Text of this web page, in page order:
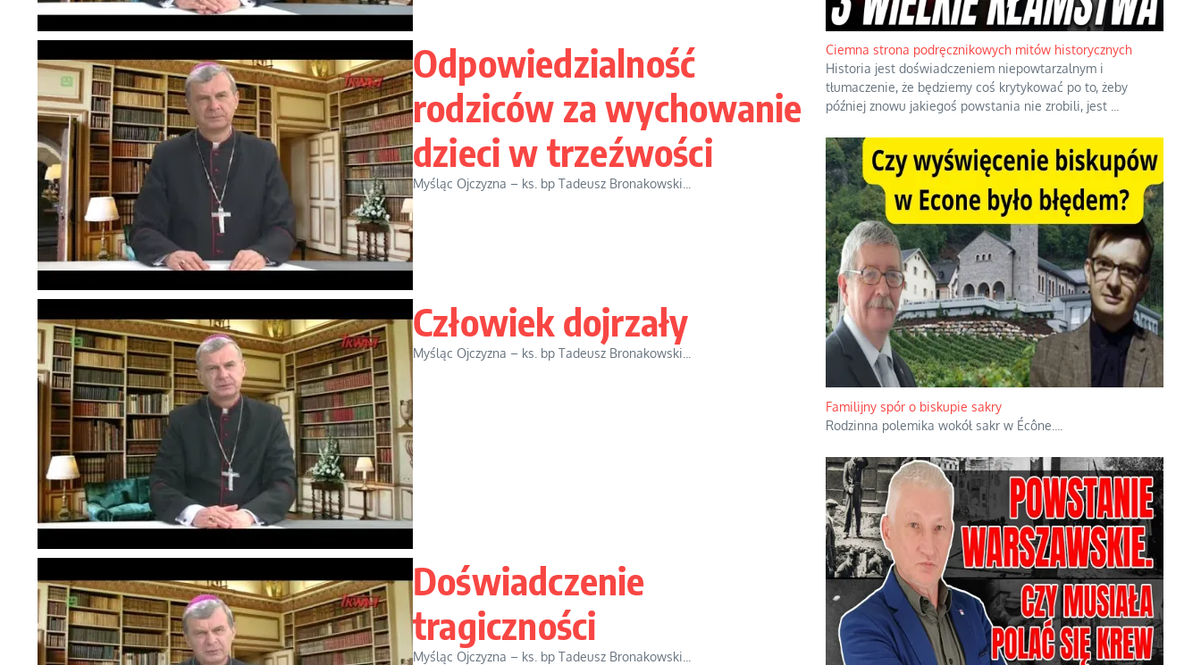
Odpowiedzialność
rodziców za wychowanie
dzieci w trzeźwości
Myśląc Ojczyzna – ks. bp Tadeusz Bronakowski...
Człowiek dojrzały
Myśląc Ojczyzna – ks. bp Tadeusz Bronakowski...
Doświadczenie
tragiczności
Myśląc Ojczyzna – ks. bp Tadeusz Bronakowski...
Ciemna strona podręcznikowych mitów historycznych
Historia jest doświadczeniem niepowtarzalnym i
tłumaczenie, że będziemy coś krytykować po to, żeby
później znowu jakiegoś powstania nie zrobili, jest
Familijny spór o biskupie sakry
Rodzinna polemika wokół sakr w Écône.